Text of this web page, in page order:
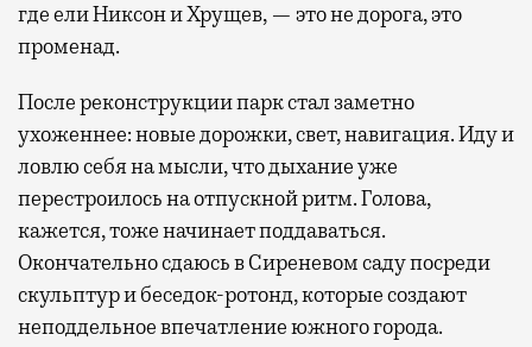
где ели Никсон и Хрущев, — это не дорога, это
променад.
После реконструкции парк стал заметно
ухоженнее: новые дорожки, свет, навигация. Иду и
ловлю себя на мысли, что дыхание уже
перестроилось на отпускной ритм. Голова,
кажется, тоже начинает поддаваться.
Окончательно сдаюсь в Сиреневом саду посреди
скульптур и беседок-ротонд, которые создают
неподдельное впечатление южного города.